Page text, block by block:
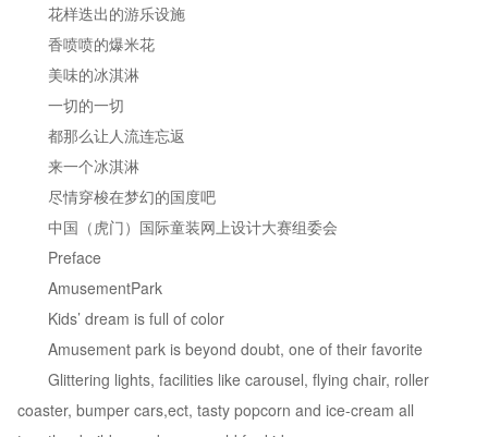
花样迭出的游乐设施
香喷喷的爆米花
美味的冰淇淋
一切的一切
都那么让人流连忘返
来一个冰淇淋
尽情穿梭在梦幻的国度吧
中国（虎门）国际童装网上设计大赛组委会
Preface
AmusementPark
Kids’ dream is full of color
Amusement park is beyond doubt, one of their favorite
Glittering lights, facilities like carousel, flying chair, roller
coaster, bumper cars,ect, tasty popcorn and ice-cream all